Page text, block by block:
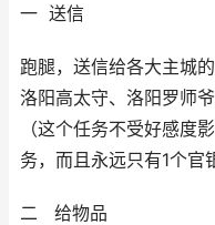
一 送信
跑腿，送信给各大主城
洛阳高太守、洛阳罗师
（这个任务不受好感度
务，而且永远只有1个官
二 给物品